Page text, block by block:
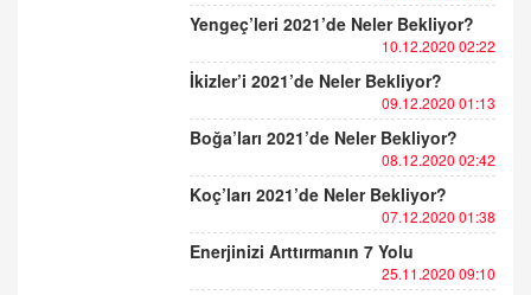
Yengeç’leri 2021’de Neler Bekliyor?
10.12.2020 02:22
İkizler’i 2021’de Neler Bekliyor?
09.12.2020 01:13
Boğa’ları 2021’de Neler Bekliyor?
08.12.2020 02:42
Koç’ları 2021’de Neler Bekliyor?
07.12.2020 01:38
Enerjinizi Arttırmanın 7 Yolu
25.11.2020 09:10